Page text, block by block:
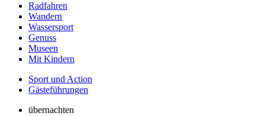
Radfahren
Wandern
Wassersport
Genuss
Museen
Mit Kindern
Sport und Action
Gästeführungen
übernachten